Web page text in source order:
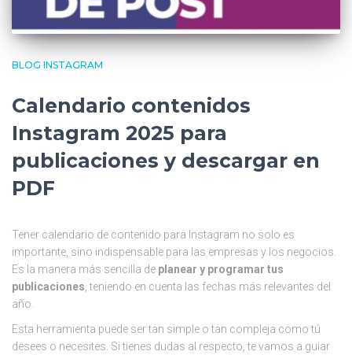
BLOG INSTAGRAM
Calendario contenidos
Instagram 2025 para
publicaciones y descargar en
PDF
Tener calendario de contenido para Instagram no solo es
importante, sino indispensable para las empresas y los negocios.
Es la manera más sencilla de planear y programar tus
publicaciones, teniendo en cuenta las fechas más relevantes del
año.
Esta herramienta puede ser tan simple o tan compleja como tú
desees o necesites. Si tienes dudas al respecto, te vamos a guiar